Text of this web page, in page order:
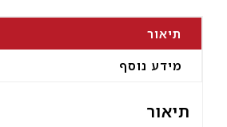
תיאור
מידע נוסף
תיאור